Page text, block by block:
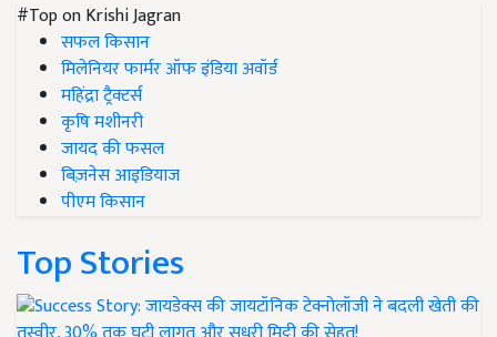
#Top on Krishi Jagran
सफल किसान
मिलेनियर फार्मर ऑफ इंडिया अवॉर्ड
महिंद्रा ट्रैक्टर्स
कृषि मशीनरी
जायद की फसल
बिज़नेस आइडियाज
पीएम किसान
Top Stories